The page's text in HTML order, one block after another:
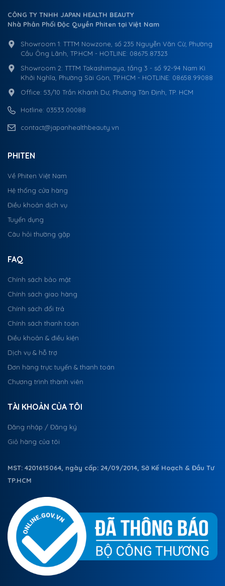
CÔNG TY TNHH JAPAN HEALTH BEAUTY
Nhà Phân Phối Độc Quyền Phiten tại Việt Nam
Showroom 1: TTTM Nowzone, số 235 Nguyễn Văn Cừ, Phường
Cầu Ông Lãnh, TP.HCM - HOTLINE: 08675.87323
Showroom 2: TTTM Takashimaya, tầng 3 - số 92-94 Nam Kì
Khởi Nghĩa, Phường Sài Gòn, TP.HCM - HOTLINE: 08658.99088
Office: 53/10 Trần Khánh Dư, Phường Tân Định, TP. HCM
Hotline: 03533.00088
contact@japanhealthbeauty.vn
PHITEN
Về Phiten Việt Nam
Hệ thống cửa hàng
Điều khoản dịch vụ
Tuyển dụng
Câu hỏi thường gặp
FAQ
Chính sách bảo mật
Chính sách giao hàng
Chính sách đổi trả
Chính sách thanh toán
Điều khoản & điều kiện
Dịch vụ & hỗ trợ
Đơn hàng trực tuyến & thanh toán
Chương trình thành viên
TÀI KHOẢN CỦA TÔI
Đăng nhập / Đăng ký
Giỏ hàng của tôi
MST: 4201615064, ngày cấp: 24/09/2014, Sở Kế Hoạch & Đầu Tư
TP.HCM